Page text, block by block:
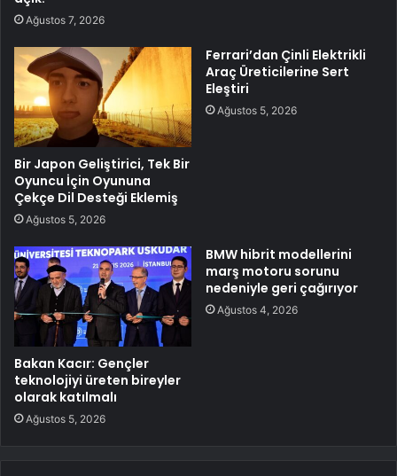
Ağustos 7, 2026
Bir Japon Geliştirici, Tek Bir
Oyuncu İçin Oyununa
Çekçe Dil Desteği Eklemiş
Ağustos 5, 2026
Ferrari’dan Çinli Elektrikli
Araç Üreticilerine Sert
Eleştiri
Ağustos 5, 2026
Bakan Kacır: Gençler
teknolojiyi üreten bireyler
olarak katılmalı
Ağustos 5, 2026
BMW hibrit modellerini
marş motoru sorunu
nedeniyle geri çağırıyor
Ağustos 4, 2026